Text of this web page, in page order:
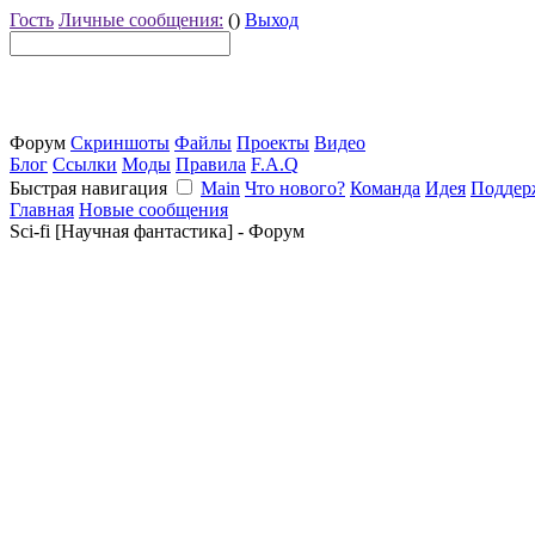
Гость Личные сообщения: () Выход
Форум Скриншоты Файлы Проекты Видео
Блог Ссылки Моды Правила F.A.Q
Быстрая навигация
Main Что нового? Команда Идея
Главная Новые сообщения
Sci-fi [Научная фантастика] - Форум